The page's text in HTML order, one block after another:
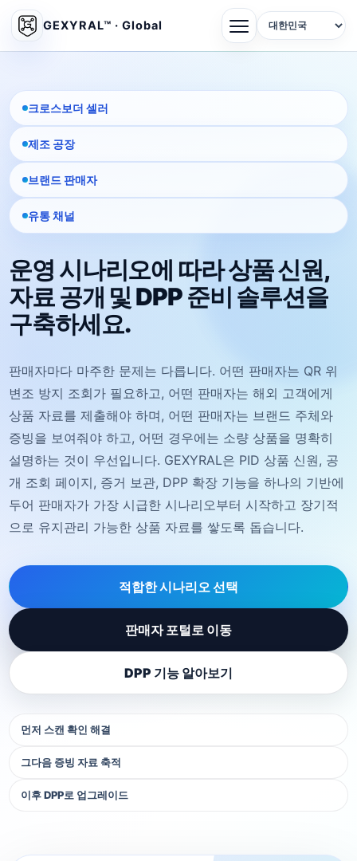
GEXYRAL™ · Global
크로스보더 셀러
제조 공장
브랜드 판매자
유통 채널
운영 시나리오에 따라 상품 신원,
자료 공개 및 DPP 준비 솔루션을
구축하세요.
판매자마다 마주한 문제는 다릅니다. 어떤 판매자는 QR 위
변조 방지 조회가 필요하고, 어떤 판매자는 해외 고객에게
상품 자료를 제출해야 하며, 어떤 판매자는 브랜드 주체와
증빙을 보여줘야 하고, 어떤 경우에는 소량 상품을 명확히
설명하는 것이 우선입니다. GEXYRAL은 PID 상품 신원, 공
개 조회 페이지, 증거 보관, DPP 확장 기능을 하나의 기반에
두어 판매자가 가장 시급한 시나리오부터 시작하고 장기적
으로 유지관리 가능한 상품 자료를 쌓도록 돕습니다.
적합한 시나리오 선택
판매자 포털로 이동
DPP 기능 알아보기
먼저 스캔 확인 해결
그다음 증빙 자료 축적
이후 DPP로 업그레이드